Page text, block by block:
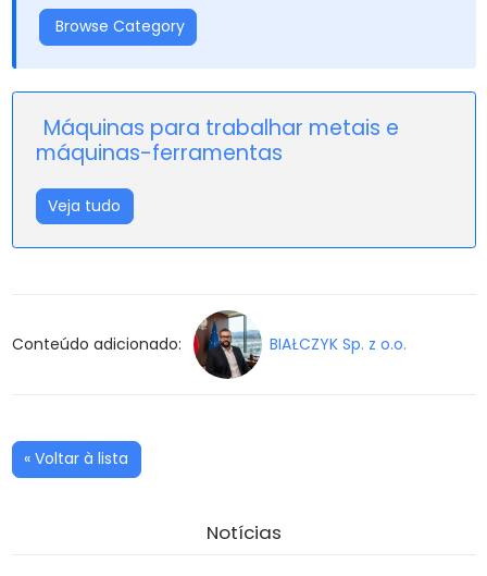
Browse Category
Máquinas para trabalhar metais e
máquinas-ferramentas
Veja tudo
Conteúdo adicionado: BIAŁCZYK Sp. z o.o.
« Voltar à lista
Notícias